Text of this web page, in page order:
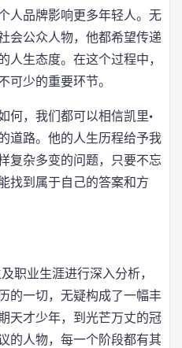
人品牌影响更多年轻人。无
会公众人物，他都希望传递
人生态度。在这个过程中，
可少的重要环节。
何，我们都可以相信凯里·
道路。他的人生历程给予我
复杂多变的问题，只要不忘
找到属于自己的答案和方
职业生涯进行深入分析，
的一切，无疑构成了一幅丰
天才少年，到光芒万丈的冠
的人物，每一个阶段都有其